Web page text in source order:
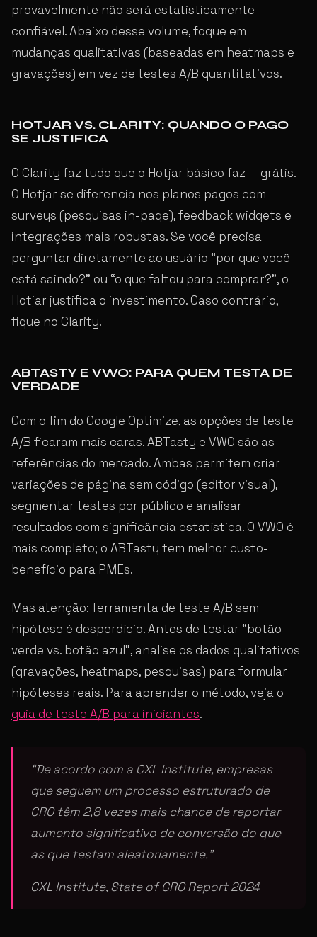
provavelmente não será estatisticamente
confiável. Abaixo desse volume, foque em
mudanças qualitativas (baseadas em heatmaps e
gravações) em vez de testes A/B quantitativos.
HOTJAR VS. CLARITY: QUANDO O PAGO
SE JUSTIFICA
O Clarity faz tudo que o Hotjar básico faz — grátis.
O Hotjar se diferencia nos planos pagos com
surveys (pesquisas in-page), feedback widgets e
integrações mais robustas. Se você precisa
perguntar diretamente ao usuário “por que você
está saindo?” ou “o que faltou para comprar?”, o
Hotjar justifica o investimento. Caso contrário,
fique no Clarity.
ABTASTY E VWO: PARA QUEM TESTA DE
VERDADE
Com o fim do Google Optimize, as opções de teste
A/B ficaram mais caras. ABTasty e VWO são as
referências do mercado. Ambas permitem criar
variações de página sem código (editor visual),
segmentar testes por público e analisar
resultados com significância estatística. O VWO é
mais completo; o ABTasty tem melhor custo-
benefício para PMEs.
Mas atenção: ferramenta de teste A/B sem
hipótese é desperdício. Antes de testar “botão
verde vs. botão azul”, analise os dados qualitativos
(gravações, heatmaps, pesquisas) para formular
hipóteses reais. Para aprender o método, veja o
guia de teste A/B para iniciantes.
“De acordo com a CXL Institute, empresas
que seguem um processo estruturado de
CRO têm 2,8 vezes mais chance de reportar
aumento significativo de conversão do que
as que testam aleatoriamente.”
CXL Institute, State of CRO Report 2024